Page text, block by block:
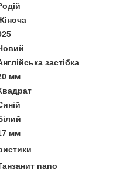
застібка
мм
мм
nano